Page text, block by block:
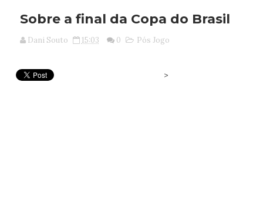
Sobre a final da Copa do Brasil
Dani Souto 15:03 0 Pós Jogo
>